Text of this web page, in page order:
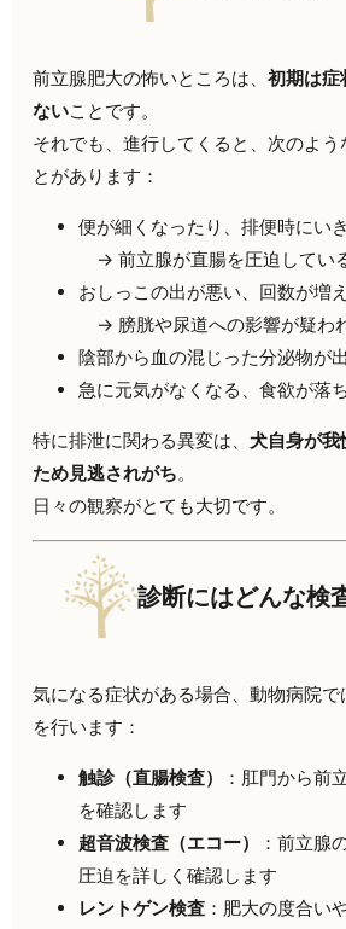
前立腺肥大の怖いところは、初期は症
ないことです。
それでも、進行してくると、次のよう
とがあります：
便が細くなったり、排便時にい
→ 前立腺が直腸を圧迫してい
おしっこの出が悪い、回数が増
→ 膀胱や尿道への影響が疑わ
陰部から血の混じった分泌物が
急に元気がなくなる、食欲が落
特に排泄に関わる異変は、犬自身が我
ため見逃されがち。
日々の観察がとても大切です。
診断にはどんな検
気になる症状がある場合、動物病院
を行います：
触診（直腸検査）
：肛門から前
を確認します
超音波検査（エコー）
：前立腺
圧迫を詳しく確認します
レントゲン検査：肥大の度合い